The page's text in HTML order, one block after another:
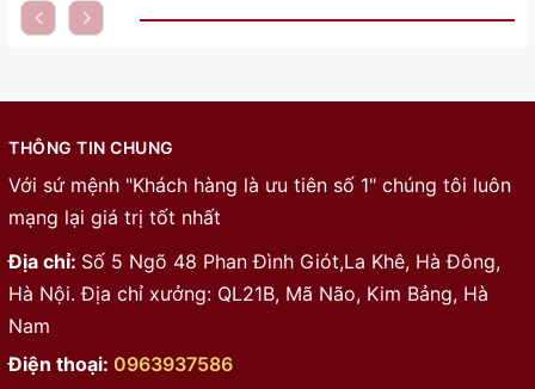
THÔNG TIN CHUNG
Với sứ mệnh "Khách hàng là ưu tiên số 1" chúng tôi luôn
mạng lại giá trị tốt nhất
Địa chỉ: Số 5 Ngõ 48 Phan Đình Giót,La Khê, Hà Đông,
Hà Nội. Địa chỉ xưởng: QL21B, Mã Não, Kim Bảng, Hà
Nam
Điện thoại: 0963937586